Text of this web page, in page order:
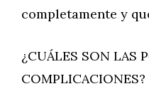
completamente y
¿CUÁLES SON LAS
COMPLICACIONES?